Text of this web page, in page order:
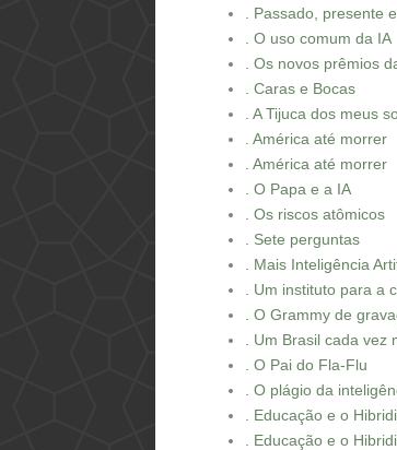
. Passado, presente
. O uso comum da IA
. Os novos prêmios
. Caras e Bocas
. A Tijuca dos meus
. América até morrer
. América até morrer
. O Papa e a IA
. Os riscos atômicos
. Sete perguntas
. Mais Inteligência
. Um instituto para a
. O Grammy de
. Um Brasil cada vez
. O Pai do Fla-Flu
. O plágio da
. Educação e o
. Educação e o